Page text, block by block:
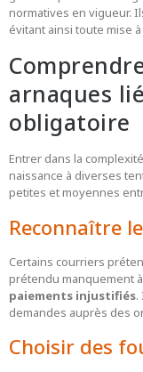
normatives en vigueur.
évitant ainsi toute mise
arnaques
obligatoire
Entrer dans la
naissance à diverses
petites et moyennes
Reconnaître
Certains courriers
prétendu manquement
paiements injustifiés.
demandes auprès des
Choisir des